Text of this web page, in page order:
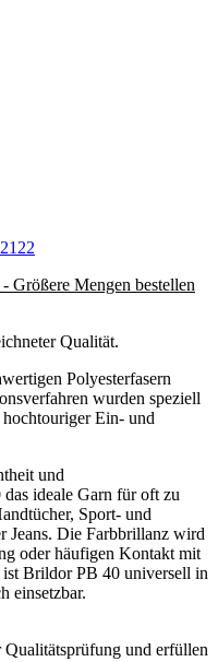
Größere Mengen bestellen
Qualität.
Polyesterfasern
wurden speziell
Ein- und
und
ideale Garn für oft zu
Sport- und
Jeans. Die Farbbrillanz wird
oder häufigen Kontakt mit
ist Brildor PB 40 universell in
einsetzbar.
und erfüllen